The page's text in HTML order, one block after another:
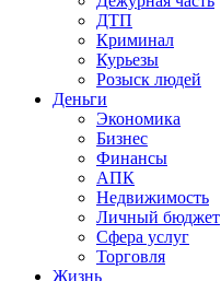
ДТП
Криминал
Курьезы
Розыск людей
Деньги
Экономика
Бизнес
Финансы
АПК
Недвижимость
Личный бюджет
Сфера услуг
Торговля
Жизнь